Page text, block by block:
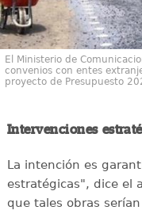
El Ministerio de
convenios con entes
proyecto de Presupuesto
Intervenciones
La intención es
estratégicas", dice el
que tales obras